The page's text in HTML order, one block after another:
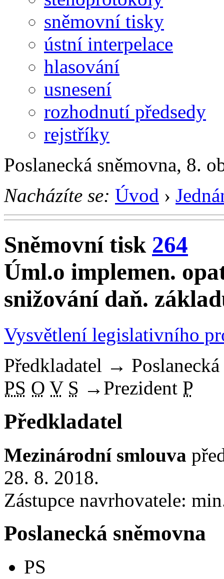
sněmovní tisky
ústní interpelace
hlasování
usnesení
rozhodnutí předsedy
rejstříky
Poslanecká sněmovna, 8.
Nacházíte se: Úvod ›
Sněmovní tisk 264
Úml.o implemen.
snižování daň.
Vysvětlení legislativního
Předkladatel →
PS O V S → Prezident P
Předkladatel
Mezinárodní smlouva
28. 8. 2018.
Zástupce navrhovatele:
Poslanecká sněmovna
PS